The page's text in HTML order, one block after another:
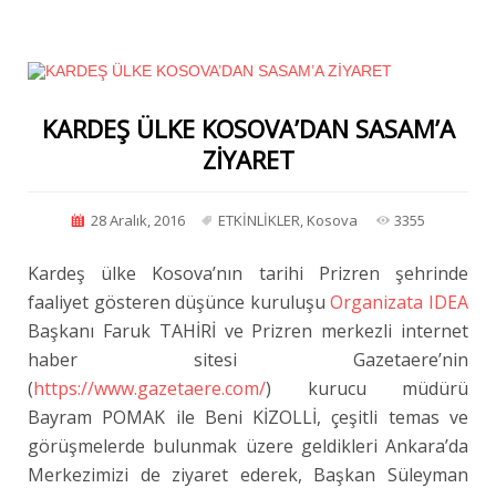
KARDEŞ ÜLKE KOSOVA’DAN SASAM’A
ZİYARET
28 Aralık, 2016 ETKİNLİKLER Kosova 3355
Kardeş ülke Kosova’nın tarihi Prizren şehrinde
faaliyet gösteren düşünce kuruluşuOrganizata IDEA
Başkanı Faruk TAHİRİ ve Prizren merkezli internet
haber sitesi Gazetaere’nin
(https://www.gazetaere.com/) kurucu müdürü
Bayram POMAK ile Beni KİZOLLİ, çeşitli temas ve
görüşmelerde bulunmak üzere geldikleri Ankara’da
Merkezimizi de ziyaret ederek, Başkan Süleyman